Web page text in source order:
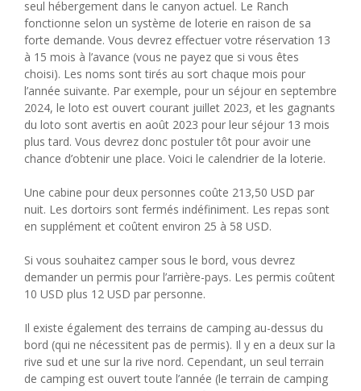
seul hébergement dans le canyon actuel. Le Ranch
fonctionne selon un système de loterie en raison de sa
forte demande. Vous devrez effectuer votre réservation 13
à 15 mois à l’avance (vous ne payez que si vous êtes
choisi). Les noms sont tirés au sort chaque mois pour
l’année suivante. Par exemple, pour un séjour en septembre
2024, le loto est ouvert courant juillet 2023, et les gagnants
du loto sont avertis en août 2023 pour leur séjour 13 mois
plus tard. Vous devrez donc postuler tôt pour avoir une
chance d’obtenir une place. Voici le calendrier de la loterie.
Une cabine pour deux personnes coûte 213,50 USD par
nuit. Les dortoirs sont fermés indéfiniment. Les repas sont
en supplément et coûtent environ 25 à 58 USD.
Si vous souhaitez camper sous le bord, vous devrez
demander un permis pour l’arrière-pays. Les permis coûtent
10 USD plus 12 USD par personne.
Il existe également des terrains de camping au-dessus du
bord (qui ne nécessitent pas de permis). Il y en a deux sur la
rive sud et une sur la rive nord. Cependant, un seul terrain
de camping est ouvert toute l’année (le terrain de camping